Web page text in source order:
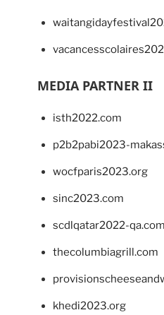
MEDIA PARTNER II
isth2022.com
p2b2pabi2023-
wocfparis2023.org
sinc2023.com
scdlqatar2022-qa.com
thecolumbiagrill.com
khedi2023.org